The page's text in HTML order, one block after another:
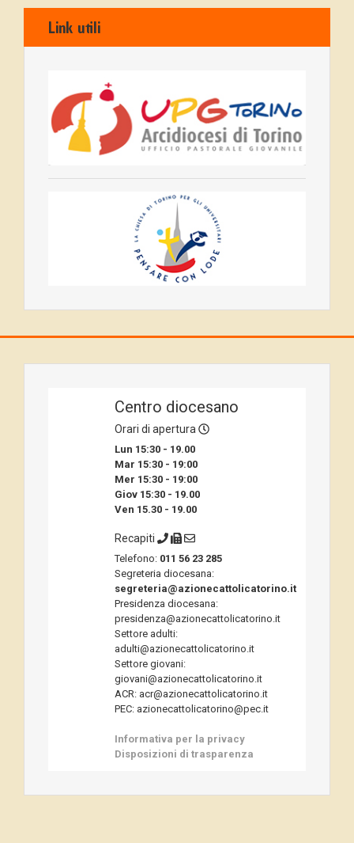
Link utili
Centro diocesano
Orari di apertura
Lun 15:30 - 19.00
Mar 15:30 - 19:00
Mer 15:30 - 19:00
Giov 15:30 - 19.00
Ven 15.30 - 19.00
Recapiti
Telefono: 011 56 23 285
Segreteria diocesana:
segreteria@azionecattolicatorino.it
Presidenza diocesana:
presidenza@azionecattolicatorino.it
Settore adulti:
adulti@azionecattolicatorino.it
Settore giovani:
giovani@azionecattolicatorino.it
ACR: acr@azionecattolicatorino.it
PEC: azionecattolicatorino@pec.it
Informativa per la privacy
Disposizioni di trasparenza